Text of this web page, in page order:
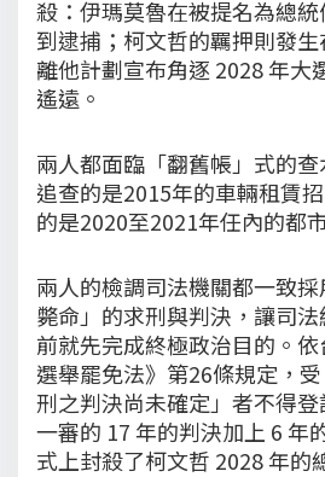
殺：伊瑪莫魯在被提名為總
到逮捕；柯文哲的羈押則發
離他計劃宣布角逐 2028 年大
遙遠。
兩人都面臨「翻舊帳」式的
追查的是2015年的車輛租賃
的是2020至2021年任內的都
兩人的檢調司法機關都一致
斃命」的求刑與判決，讓司
前就先完成終極政治目的。
選舉罷免法》第26條規定，
刑之判決尚未確定」者不得登
一審的 17 年的判決加上 6 年
式上封殺了柯文哲 2028 年的